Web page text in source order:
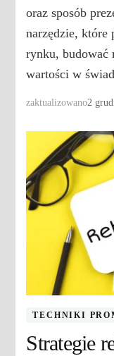
oraz sposób
narzędzie, które
rynku, budować
wartości w
zaktualizowano2
TECHNIKI
Strategie